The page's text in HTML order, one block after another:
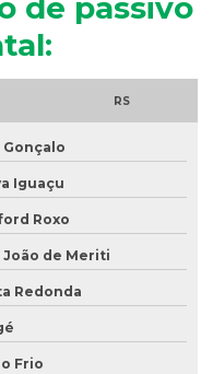
humano
de passivo
RS
Gonçalo
Iguaçu
Roxo
João de Meriti
Redonda
Frio